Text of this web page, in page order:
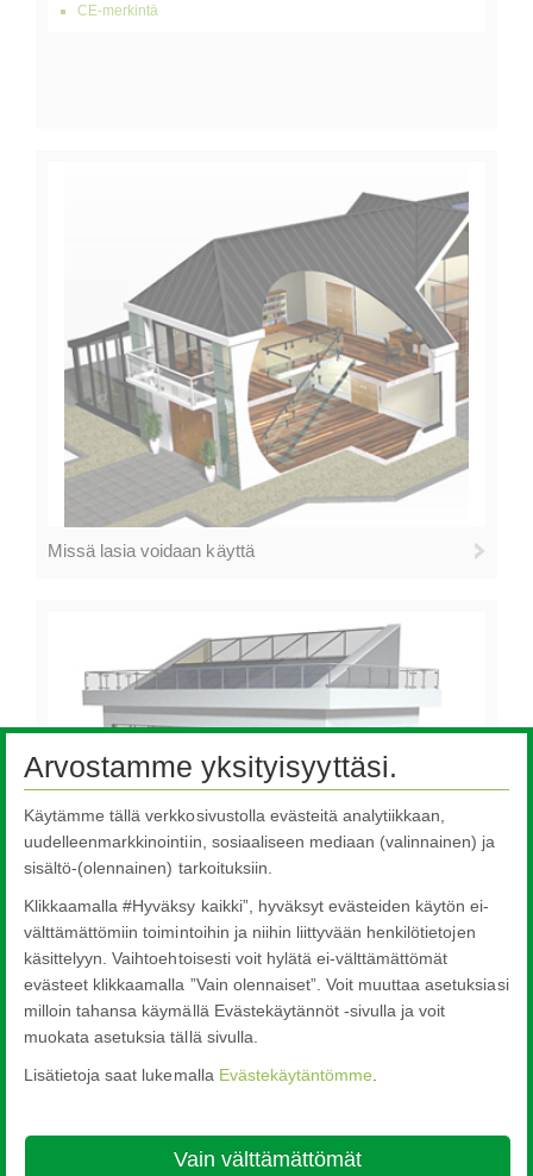
CE-merkintä
Missä lasia voidaan käyttä
Katso lasisovelluksia
Head Office - 3-5-27 Mita Minato-ku Tokyo
Arvostamme yksityisyyttäsi.
Käytämme tällä verkkosivustolla evästeitä analytiikkaan,
uudelleenmarkkinointiin, sosiaaliseen mediaan (valinnainen) ja
sisältö-(olennainen) tarkoituksiin.
Klikkaamalla #Hyväksy kaikki”, hyväksyt evästeiden käytön ei-
välttämättömiin toimintoihin ja niihin liittyvään henkilötietojen
käsittelyyn. Vaihtoehtoisesti voit hylätä ei-välttämättömät
evästeet klikkaamalla ”Vain olennaiset”. Voit muuttaa asetuksiasi
milloin tahansa käymällä Evästekäytännöt -sivulla ja voit
muokata asetuksia tällä sivulla.
Lisätietoja saat lukemalla Evästekäytäntömme
Vain välttämättömät